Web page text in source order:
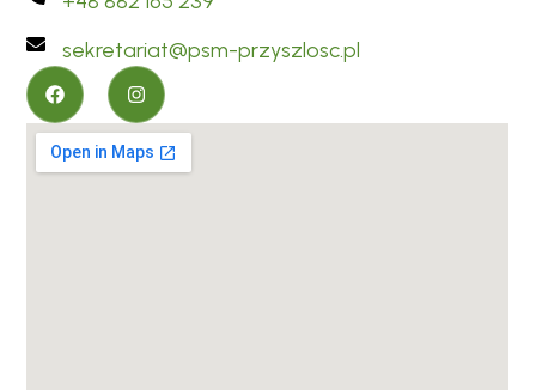
sekretariat@psm-przyszlosc.pl